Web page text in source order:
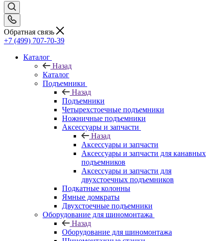
Обратная связь
+7 (499) 707-70-39
Каталог
Назад
Каталог
Подъемники
Назад
Подъемники
Четырехстоечные подъемники
Ножничные подъемники
Аксессуары и запчасти
Назад
Аксессуары и запчасти
Аксессуары и запчасти для канавных
подъемников
Аксессуары и запчасти для
двухстоечных подъемников
Подкатные колонны
Ямные домкраты
Двухстоечные подъемники
Оборудование для шиномонтажа
Назад
Оборудование для шиномонтажа